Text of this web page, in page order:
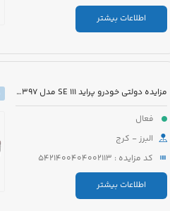
اطلاعات بیشتر
مزایده دولتی خودرو پراید 111 SE مدل 1397 رنگ سفید روغنی
فعال
البرز - کرج
کد مزایده : 5421400404002113
اطلاعات بیشتر